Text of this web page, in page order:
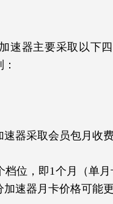
速器主要采取以下
器采取会员包月收
档位，即1个月（单
速器月卡价格可能